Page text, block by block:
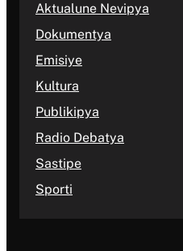
Aktualune Nevipya
Dokumentya
Emisiye
Kultura
Publikipya
Radio Debatya
Sastipe
Sporti